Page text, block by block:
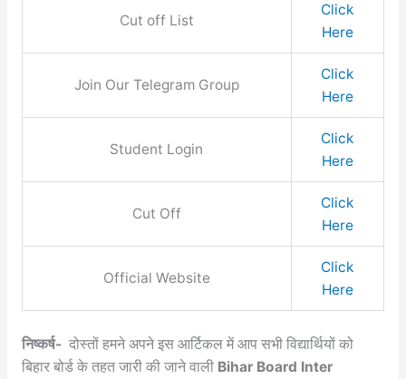
Cut off List
Click
Here
Join Our Telegram Group
Click
Here
Student Login
Click
Here
Cut Off
Click
Here
Official Website
Click
Here
निष्कर्ष- दोस्तों हमने अपने इस आर्टिकल में आप सभी विद्यार्थियों को
बिहार बोर्ड के तहत जारी की जाने वाली Bihar Board Inter